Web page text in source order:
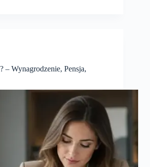
– Wynagrodzenie, Pensja,